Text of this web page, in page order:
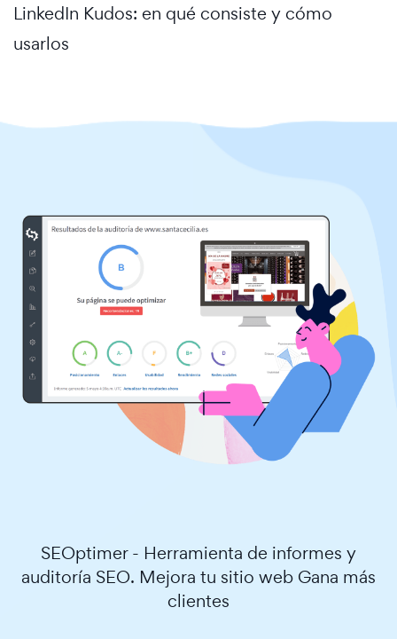
LinkedIn Kudos: en qué consiste y cómo
usarlos
SEOptimer - Herramienta de informes y
auditoría SEO. Mejora tu sitio web Gana más
clientes